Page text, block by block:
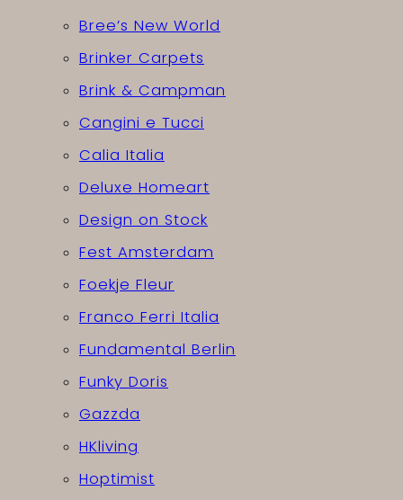
Bree’s New World
Brinker Carpets
Brink & Campman
Cangini e Tucci
Calia Italia
Deluxe Homeart
Design on Stock
Fest Amsterdam
Foekje Fleur
Franco Ferri Italia
Fundamental Berlin
Funky Doris
Gazzda
HKliving
Hoptimist